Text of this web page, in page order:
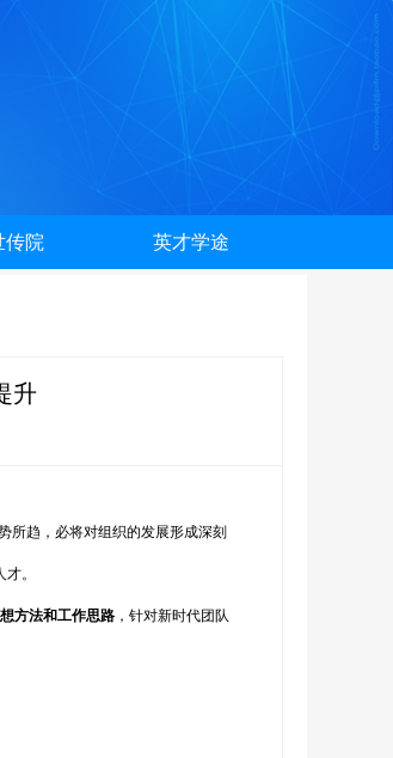
传院 英才学途
升
所趋，必将对组织的发展形成深刻
。
方法和工作思路 ，针对新时代团队